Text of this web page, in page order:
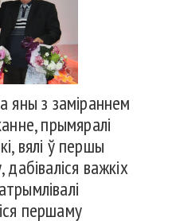
яны з заміраннем
прымяралі
вялі ў першы
важкіх
першаму